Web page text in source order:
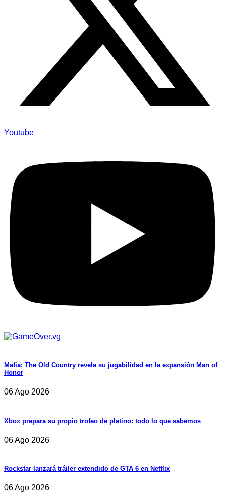
Youtube
Mafia: The Old Country revela su jugabilidad en la expansión Man of
Honor
06 Ago 2026
Xbox prepara su propio trofeo de platino: todo lo que sabemos
06 Ago 2026
Rockstar lanzará tráiler extendido de GTA 6 en Netflix
06 Ago 2026